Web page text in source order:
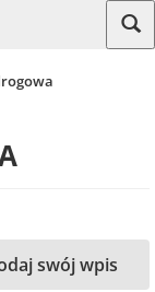
swój wpis